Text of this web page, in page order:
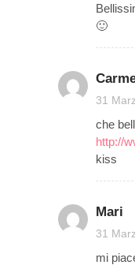
🙂
31
che
http://
kiss
Mari
31
mi